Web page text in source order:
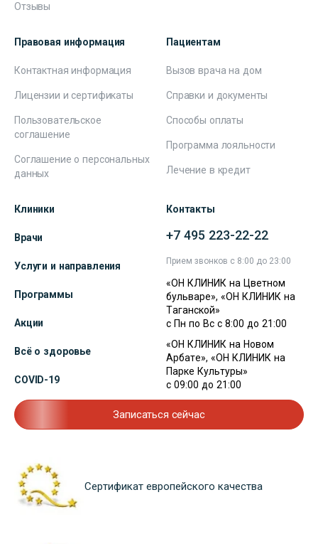
Отзывы
Правовая информация
Контактная информация
Лицензии и сертификаты
Пользовательское
соглашение
Соглашение о персональных
данных
Пациентам
Вызов врача на дом
Справки и документы
Способы оплаты
Программа лояльности
Лечение в кредит
Клиники
Врачи
Услуги и направления
Программы
Акции
Всё о здоровье
COVID-19
Контакты
+7 495 223-22-22
Прием звонков с 8:00 до 23:00
«ОН КЛИНИК на Цветном
бульваре», «ОН КЛИНИК на
Таганской»
с Пн по Вс с 8:00 до 21:00
«ОН КЛИНИК на Новом
Арбате», «ОН КЛИНИК на
Парке Культуры»
с 09:00 до 21:00
Записаться сейчас
Сертификат европейского качества